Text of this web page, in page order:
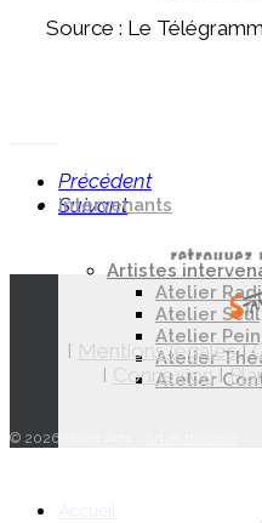
Intervenants
Artistes
Atelier
Atelier
Atelier
Atelier
Atelier
Source : Le
Précédent
Suivant
I Mentions légalesI
I ConnexionI
© 2026 Stand Arts -